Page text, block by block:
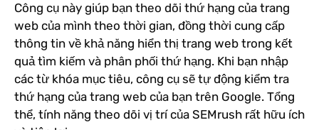
Công cụ này giúp bạn theo dõi thứ hạng của trang
web của mình theo thời gian, đồng thời cung cấp
thông tin về khả năng hiển thị trang web trong kết
quả tìm kiếm và phân phối thứ hạng. Khi bạn nhập
các từ khóa mục tiêu, công cụ sẽ tự động kiểm tra
thứ hạng của trang web của bạn trên Google. Tổng
thể, tính năng theo dõi vị trí của SEMrush rất hữu ích